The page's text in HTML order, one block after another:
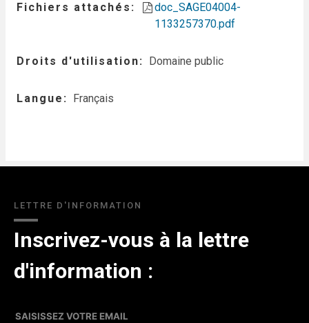
Fichiers attachés
doc_SAGE04004-
1133257370.pdf
Droits d'utilisation Domaine public
Langue Français
LETTRE D'INFORMATION
Inscrivez-vous à la lettre
d'information :